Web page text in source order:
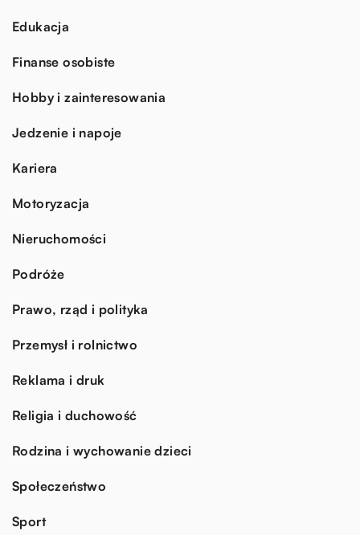
Edukacja
Finanse osobiste
Hobby i zainteresowania
Jedzenie i napoje
Kariera
Motoryzacja
Nieruchomości
Podróże
Prawo, rząd i polityka
Przemysł i rolnictwo
Reklama i druk
Religia i duchowość
Rodzina i wychowanie dzieci
Społeczeństwo
Sport